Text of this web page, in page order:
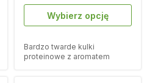
Wybierz opcję
Bardzo twarde kulki
proteinowe z aromatem